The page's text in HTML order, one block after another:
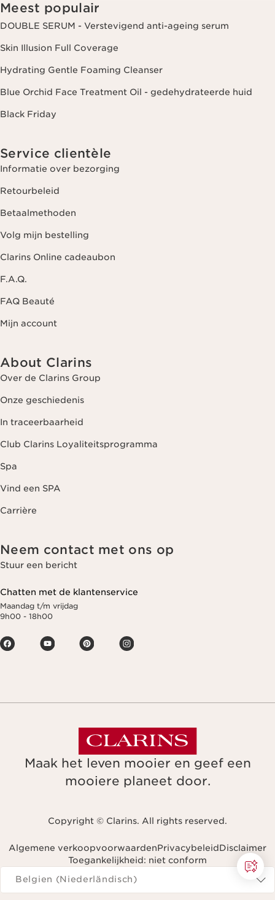
Meest populair
DOUBLE SERUM - Verstevigend anti-ageing serum
Skin Illusion Full Coverage
Hydrating Gentle Foaming Cleanser
Blue Orchid Face Treatment Oil - gedehydrateerde huid
Black Friday
Service clientèle
Informatie over bezorging
Retourbeleid
Betaalmethoden
Volg mijn bestelling
Clarins Online cadeaubon
F.A.Q.
FAQ Beauté
Mijn account
About Clarins
Over de Clarins Group
Onze geschiedenis
In traceerbaarheid
Club Clarins Loyaliteitsprogramma
Spa
Vind een SPA
Carrière
Neem contact met ons op
Stuur een bericht
Chatten met de klantenservice
Maandag t/m vrijdag
9h00 - 18h00
Maak het leven mooier en geef een
mooiere planeet door.
Copyright © Clarins. All rights reserved.
Algemene verkoopvoorwaardenPrivacybeleidDisclaimer
Toegankelijkheid: niet conform
Navigeren naar
Belgien (Niederländisch)